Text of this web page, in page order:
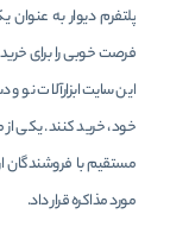
پلتفرم دیوار به
فرصت خوبی را برای
این سایت ابزارآلات
خود، خرید کنند. یکی از
مستقیم با فروشندگان
مورد مذاکره قرار داد.